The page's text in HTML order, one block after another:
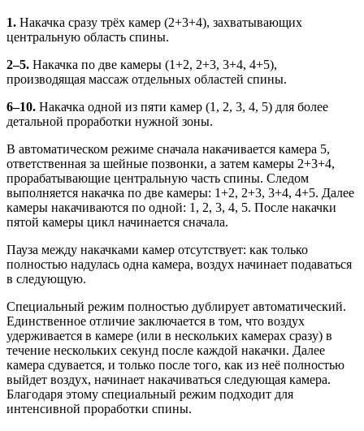
1. Накачка сразу трёх камер (2+3+4), захватывающих
центральную область спины.
2–5. Накачка по две камеры (1+2, 2+3, 3+4, 4+5),
производящая массаж отдельных областей спины.
6–10. Накачка одной из пяти камер (1, 2, 3, 4, 5) для более
детальной проработки нужной зоны.
В автоматическом режиме сначала накачивается камера 5,
ответственная за шейные позвонки, а затем камеры 2+3+4,
прорабатывающие центральную часть спины. Следом
выполняется накачка по две камеры: 1+2, 2+3, 3+4, 4+5. Далее
камеры накачиваются по одной: 1, 2, 3, 4, 5. После накачки
пятой камеры цикл начинается сначала.
Пауза между накачками камер отсутствует: как только
полностью надулась одна камера, воздух начинает подаваться
в следующую.
Специальный режим полностью дублирует автоматический.
Единственное отличие заключается в том, что воздух
удерживается в камере (или в нескольких камерах сразу) в
течение нескольких секунд после каждой накачки. Далее
камера сдувается, и только после того, как из неё полностью
выйдет воздух, начинает накачиваться следующая камера.
Благодаря этому специальный режим подходит для
интенсивной проработки спины.